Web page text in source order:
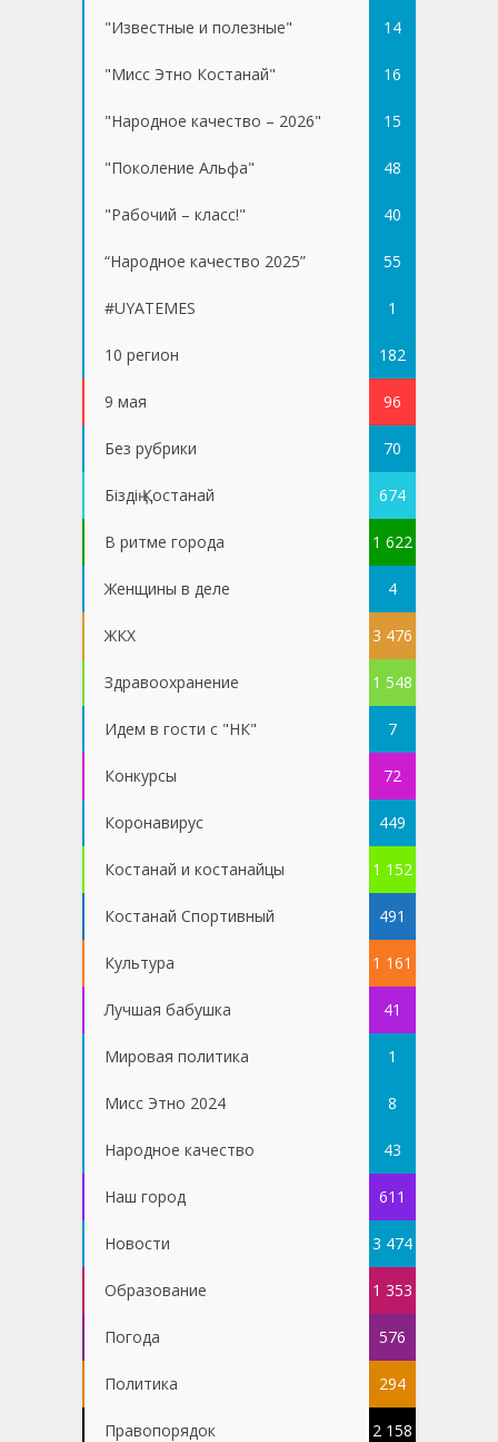
"Известные и полезные" 14
"Мисс Этно Костанай" 16
"Народное качество – 2026" 15
"Поколение Альфа" 48
"Рабочий – класс!" 40
“Народное качество 2025” 55
#UYATEMES 1
10 регион 182
9 мая 96
Без рубрики 70
Біздің Қостанай 674
В ритме города 1 622
Женщины в деле 4
ЖКХ 3 476
Здравоохранение 1 548
Идем в гости с "НК" 7
Конкурсы 72
Коронавирус 449
Костанай и костанайцы 1 152
Костанай Спортивный 491
Культура 1 161
Лучшая бабушка 41
Мировая политика 1
Мисс Этно 2024 8
Народное качество 43
Наш город 611
Новости 3 474
Образование 1 353
Погода 576
Политика 294
Правопорядок 2 158